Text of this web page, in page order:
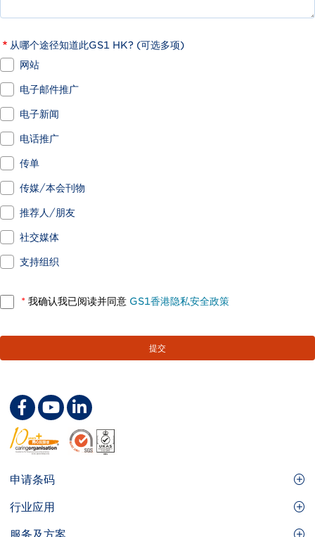
从哪个途径知道此GS1 HK? (可选多项)
网站
电子邮件推广
电子新闻
电话推广
传单
传媒/本会刊物
推荐人/朋友
社交媒体
支持组织
* 我确认我已阅读并同意 GS1香港隐私安全政策
Footer
Site
Menu
申请条码
GS1条码
行业应用
食品及餐饮服务